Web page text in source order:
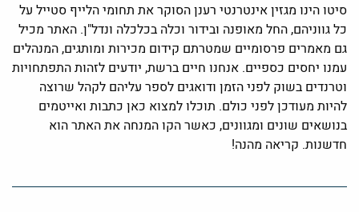
סיטו הינו מגזין אינטרנטי רענן הסוקר את תחומי הלייף סטייל על
כל גווניהם, החל מאופנה ובידור וכלה בכלכלה ונדל"ן. האתר מכיל
גם מאמרים פרסומיים שמטרתם קידום מכירות ומותגים, המנהלים
עמנו יחסים כספיים. אנחנו חיים ברשת, יודעים לזהות התפתחויות
וטרנדים בשוק לפני הזמן ודואגים לספר עליהם לקהל שרוצה
להיות מעודכן לפני כולם. תוכלו למצוא כאן כתבות ואייטמים
בנושאים שונים ומגוונים, כאשר הקו המנחה את האתר הוא
חדשנות. קריאה מהנה!